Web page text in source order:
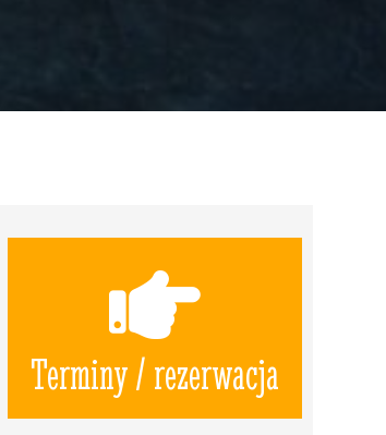
Terminy / rezerwacja